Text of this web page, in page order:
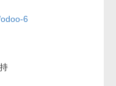
6